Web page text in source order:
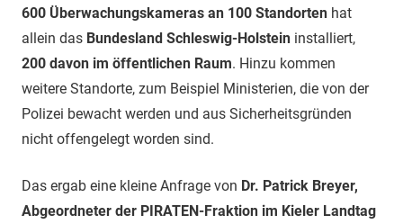
600 Überwachungskameras an 100 Standorten hat
allein das Bundesland Schleswig-Holstein installiert,
200 davon im öffentlichen Raum. Hinzu kommen
weitere Standorte, zum Beispiel Ministerien, die von der
Polizei bewacht werden und aus Sicherheitsgründen
nicht offengelegt worden sind.
Das ergab eine kleine Anfrage von Dr. Patrick Breyer,
Abgeordneter der PIRATEN-Fraktion im Kieler Landtag